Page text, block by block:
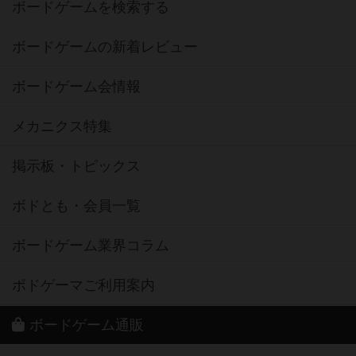
ボードゲームを検索する
ボードゲームの新着レビュー
ボードゲーム会情報
メカニクス特集
掲示板・トピックス
ボドとも・会員一覧
ボードゲーム業界コラム
ボドゲーマご利用案内
ボードゲーム通販